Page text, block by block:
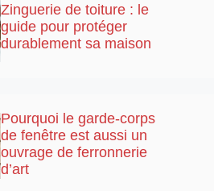
Zinguerie de toiture : le
guide pour protéger
durablement sa maison
Pourquoi le garde-corps
de fenêtre est aussi un
ouvrage de ferronnerie
d’art